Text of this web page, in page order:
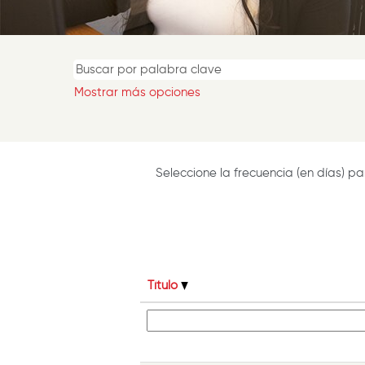
Mostrar más opciones
Seleccione la frecuencia (en días)
Título